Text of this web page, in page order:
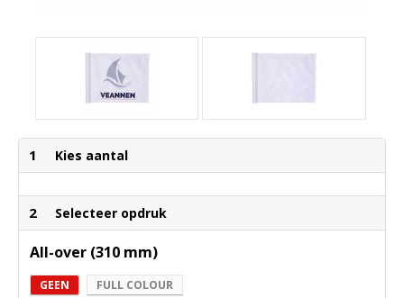
1 Kies aantal
2 Selecteer opdruk
All-over (310 mm)
GEEN FULL COLOUR